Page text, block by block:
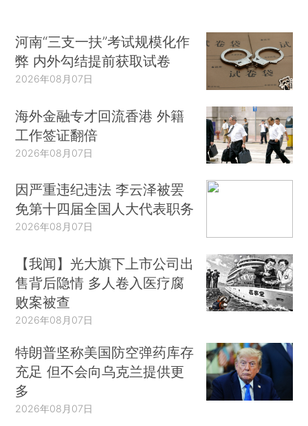
河南“三支一扶”考试规模化作
弊 内外勾结提前获取试卷
2026年08月07日
海外金融专才回流香港 外籍
工作签证翻倍
2026年08月07日
因严重违纪违法 李云泽被罢
免第十四届全国人大代表职务
2026年08月07日
【我闻】光大旗下上市公司出
售背后隐情 多人卷入医疗腐
败案被查
2026年08月07日
特朗普坚称美国防空弹药库存
充足 但不会向乌克兰提供更
多
2026年08月07日